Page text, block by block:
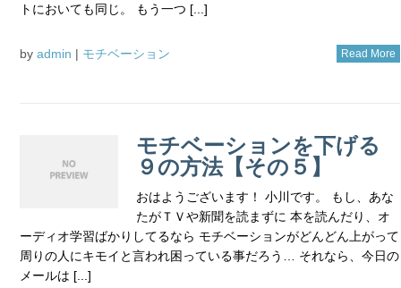
トにおいても同じ。 もう一つ [...]
by admin | モチベーション Read More
モチベーションを下げる
９の方法【その５】
おはようございます！ 小川です。 もし、あな
たがＴＶや新聞を読まずに 本を読んだり、オ
ーディオ学習ばかりしてるなら モチベーションがどんどん上がって
周りの人にキモイと言われ困っている事だろう… それなら、今日の
メールは [...]